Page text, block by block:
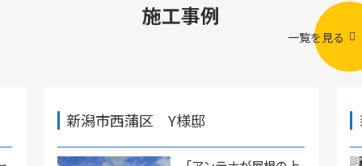
施工事例
一覧を見る
新潟市西蒲区 Y様邸